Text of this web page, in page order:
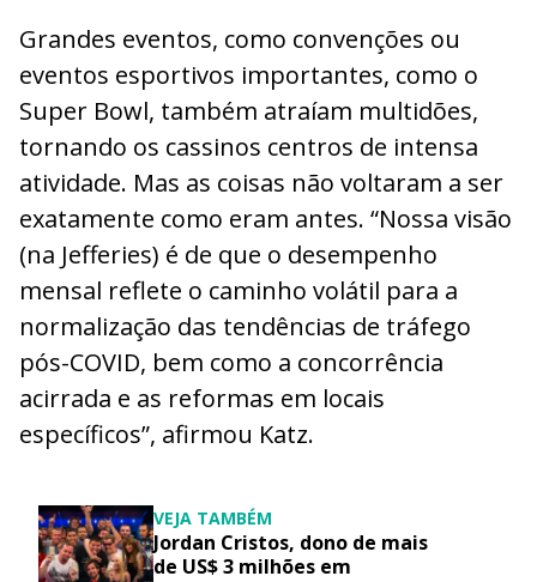
Grandes eventos, como convenções ou
eventos esportivos importantes, como o
Super Bowl, também atraíam multidões,
tornando os cassinos centros de intensa
atividade. Mas as coisas não voltaram a ser
exatamente como eram antes. “Nossa visão
(na Jefferies) é de que o desempenho
mensal reflete o caminho volátil para a
normalização das tendências de tráfego
pós-COVID, bem como a concorrência
acirrada e as reformas em locais
específicos”, afirmou Katz.
VEJA TAMBÉM
Jordan Cristos, dono de mais
de US$ 3 milhões em